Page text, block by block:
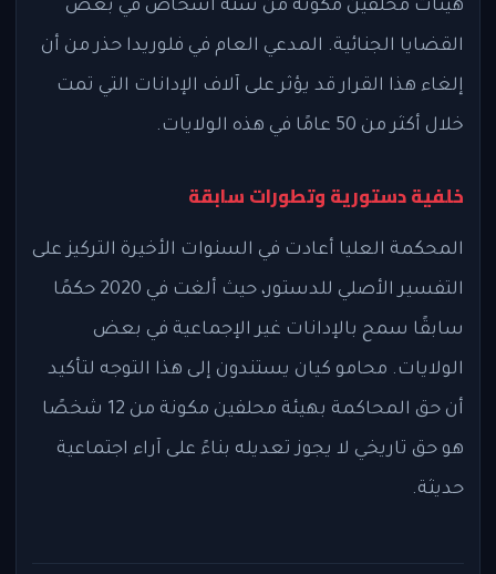
هيئات محلفين مكونة من ستة أشخاص في بعض
القضايا الجنائية. المدعي العام في فلوريدا حذر من أن
إلغاء هذا القرار قد يؤثر على آلاف الإدانات التي تمت
خلال أكثر من 50 عامًا في هذه الولايات.
خلفية دستورية وتطورات سابقة
المحكمة العليا أعادت في السنوات الأخيرة التركيز على
التفسير الأصلي للدستور، حيث ألغت في 2020 حكمًا
سابقًا سمح بالإدانات غير الإجماعية في بعض
الولايات. محامو كيان يستندون إلى هذا التوجه لتأكيد
أن حق المحاكمة بهيئة محلفين مكونة من 12 شخصًا
هو حق تاريخي لا يجوز تعديله بناءً على آراء اجتماعية
حديثة.